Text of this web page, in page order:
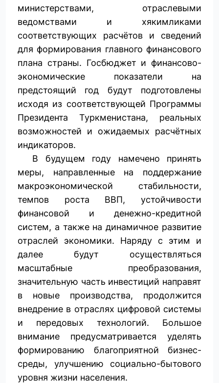
министерствами, отраслевыми
ведомствами и хякимликами
соответствующих расчётов и сведений
для формирования главного финансового
плана страны. Госбюджет и финансово-
экономические показатели на
предстоящий год будут подготовлены
исходя из соответствующей Программы
Президента Туркменистана, реальных
возможностей и ожидаемых расчётных
индикаторов.
В будущем году намечено принять
меры, направленные на поддержание
макроэкономической стабильности,
темпов роста ВВП, устойчивости
финансовой и денежно-кредитной
систем, а также на динамичное развитие
отраслей экономики. Наряду с этим и
далее будут осуществляться
масштабные преобразования,
значительную часть инвестиций направят
в новые производства, продолжится
внедрение в отраслях цифровой системы
и передовых технологий. Большое
внимание предусматривается уделять
формированию благоприятной бизнес-
среды, улучшению социально-бытового
уровня жизни населения.